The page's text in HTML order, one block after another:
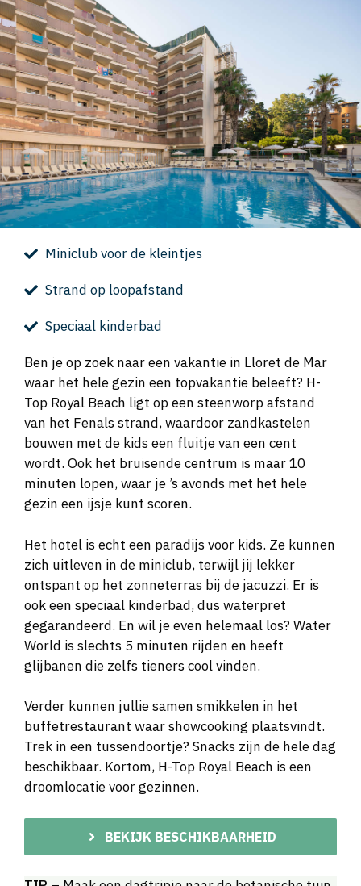
Miniclub voor de kleintjes
Strand op loopafstand
Speciaal kinderbad
Ben je op zoek naar een vakantie in Lloret de Mar
waar het hele gezin een topvakantie beleeft? H-
Top Royal Beach ligt op een steenworp afstand
van het Fenals strand, waardoor zandkastelen
bouwen met de kids een fluitje van een cent
wordt. Ook het bruisende centrum is maar 10
minuten lopen, waar je ’s avonds met het hele
gezin een ijsje kunt scoren.
Het hotel is echt een paradijs voor kids. Ze kunnen
zich uitleven in de miniclub, terwijl jij lekker
ontspant op het zonneterras bij de jacuzzi. Er is
ook een speciaal kinderbad, dus waterpret
gegarandeerd. En wil je even helemaal los? Water
World is slechts 5 minuten rijden en heeft
glijbanen die zelfs tieners cool vinden.
Verder kunnen jullie samen smikkelen in het
buffetrestaurant waar showcooking plaatsvindt.
Trek in een tussendoortje? Snacks zijn de hele dag
beschikbaar. Kortom, H-Top Royal Beach is een
droomlocatie voor gezinnen.
BEKIJK BESCHIKBAARHEID